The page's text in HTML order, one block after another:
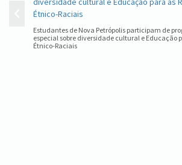
Estudantes de Nova Petrópolis participam de
especial sobre diversidade cultural e Educação
Étnico-Raciais